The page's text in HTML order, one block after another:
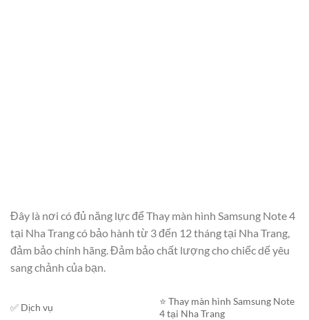
Đây là nơi có đủ năng lực để Thay màn hình Samsung Note 4
tại Nha Trang có bảo hành từ 3 đến 12 tháng tại Nha Trang,
đảm bảo chính hãng. Đảm bảo chất lượng cho chiếc dế yêu
sang chảnh của bạn.
✅ Dịch vụ
⭐️ Thay màn hình Samsung Note
4 tại Nha Trang